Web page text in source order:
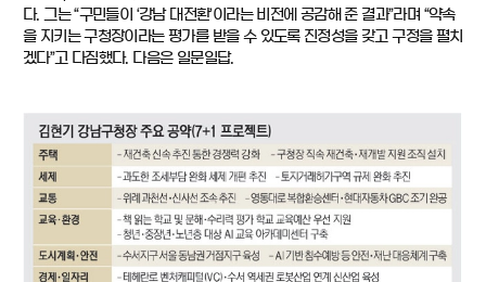
다. 그는 “구민들이 ‘강남 대전환’이라는 비전에 공감해 준 결과”라며 “약속
을 지키는 구청장이라는 평가를 받을 수 있도록 진정성을 갖고 구정을 펼치
겠다”고 다짐했다. 다음은 일문일답.